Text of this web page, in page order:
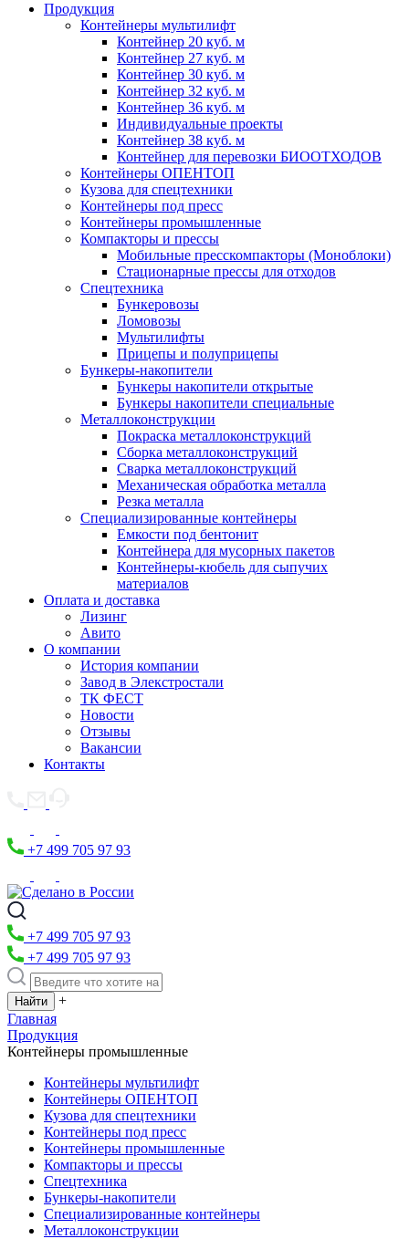
Продукция
Контейнеры мультилифт
Контейнер 20 куб. м
Контейнер 27 куб. м
Контейнер 30 куб. м
Контейнер 32 куб. м
Контейнер 36 куб. м
Индивидуальные проекты
Контейнер 38 куб. м
Контейнер для перевозки БИООТХОДОВ
Контейнеры ОПЕНТОП
Кузова для спецтехники
Контейнеры под пресс
Контейнеры промышленные
Компакторы и прессы
Мобильные пресскомпакторы (Моноблоки)
Стационарные прессы для отходов
Спецтехника
Бункеровозы
Ломовозы
Мультилифты
Прицепы и полуприцепы
Бункеры-накопители
Бункеры накопители открытые
Бункеры накопители специальные
Металлоконструкции
Покраска металлоконструкций
Сборка металлоконструкций
Сварка металлоконструкций
Механическая обработка металла
Резка металла
Специализированные контейнеры
Емкости под бентонит
Контейнера для мусорных пакетов
Контейнеры-кюбель для сыпучих
материалов
Оплата и доставка
Лизинг
Авито
О компании
История компании
Завод в Элекстростали
ТК ФЕСТ
Новости
Отзывы
Вакансии
Контакты
+7 499 705 97 93
+7 499 705 97 93
+7 499 705 97 93
+
Главная
Продукция
Контейнеры промышленные
Контейнеры мультилифт
Контейнеры ОПЕНТОП
Кузова для спецтехники
Контейнеры под пресс
Контейнеры промышленные
Компакторы и прессы
Спецтехника
Бункеры-накопители
Специализированные контейнеры
Металлоконструкции